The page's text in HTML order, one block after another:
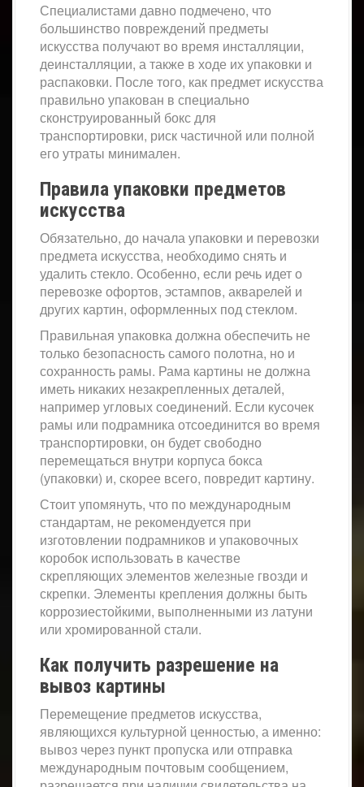
Специалистами давно подмечено, что
большинство повреждений предметы
искусства получают во время инсталляции,
деинсталляции, а также в ходе их упаковки и
распаковки. После того, как предмет искусства
правильно упакован в специально
сконструированный бокс для
транспортировки, риск частичной или полной
его утраты минимален.
Правила упаковки предметов
искусства
Обязательно, до начала упаковки и перевозки
предмета искусства, необходимо снять и
удалить стекло. Особенно, если речь идет о
перевозке офортов, эстампов, акварелей и
других картин, оформленных под стеклом.
Правильная упаковка должна обеспечить не
только безопасность самого полотна, но и
сохранность рамы. Рама картины не должна
иметь никаких незакрепленных деталей,
например угловых соединений. Если кусочек
рамы или подрамника отсоединится во время
транспортировки, он будет свободно
перемещаться внутри корпуса бокса
(упаковки) и, скорее всего, повредит картину.
Стоит упомянуть, что по международным
стандартам, не рекомендуется при
изготовлении подрамников и упаковочных
коробок использовать в качестве
скрепляющих элементов железные гвозди и
скрепки. Элементы крепления должны быть
коррозиестойкими, выполненными из латуни
или хромированной стали.
Как получить разрешение на
вывоз картины
Перемещение предметов искусства,
являющихся культурной ценностью, а именно:
вывоз через пункт пропуска или отправка
международным почтовым сообщением,